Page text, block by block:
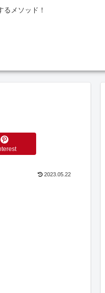
メソッド！
2023.05.22